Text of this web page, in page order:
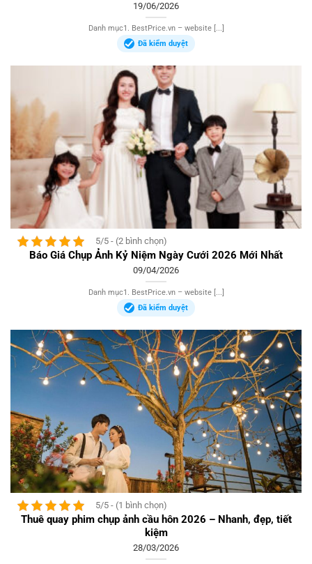
19/06/2026
Danh mục1. BestPrice.vn – website [...]
Đã kiểm duyệt
5/5 - (2 bình chọn)
Báo Giá Chụp Ảnh Kỷ Niệm Ngày Cưới 2026 Mới Nhất
09/04/2026
Danh mục1. BestPrice.vn – website [...]
Đã kiểm duyệt
5/5 - (1 bình chọn)
Thuê quay phim chụp ảnh cầu hôn 2026 – Nhanh, đẹp, tiết
kiệm
28/03/2026